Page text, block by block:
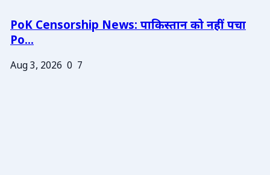
PoK Censorship News: पाकिस्तान को नहीं पचा
Po...
Aug 3, 2026 0 7